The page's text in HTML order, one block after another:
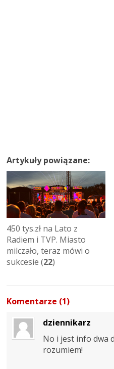
Artykuły powiązane:
450 tys.zł na Lato z
Radiem i TVP. Miasto
milczało, teraz mówi o
sukcesie (22)
Komentarze (1)
dziennikarz
No i jest info dwa
rozumiem!